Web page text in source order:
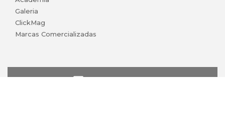
Galeria
ClickMag
Marcas Comercializadas
lojaonline@colorfoto.pt